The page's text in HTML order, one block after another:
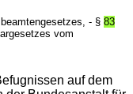
- §83
vom
auf dem